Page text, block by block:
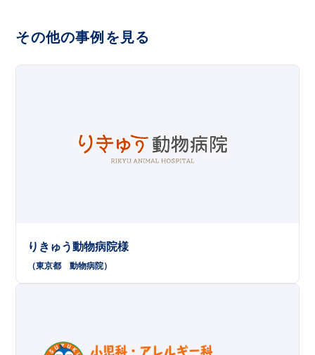
その他の事例を見る
りきゅう動物病院様
（東京都動物病院）